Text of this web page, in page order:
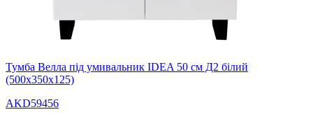
Тумба Велла під умивальник IDEA 50 см Д2 білий
(500х350х125)
AKD59456